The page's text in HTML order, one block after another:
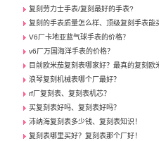
复刻劳力士手表/复刻最好的手表?
复刻的手表质量怎么样、顶级复刻手表能
V6厂卡地亚蓝气球手表的价格？
v6厂万国海洋手表的价格？
目前欧米茄复刻表哪家好？最真的复刻欧
浪琴复刻机械表哪个厂最好？
rf厂复刻表、复刻表机芯？
买复刻表好吗、复刻表好吗？
沛纳海复刻表多少钱、复刻表知识！
复刻表哪里买好？复刻表那个厂好！